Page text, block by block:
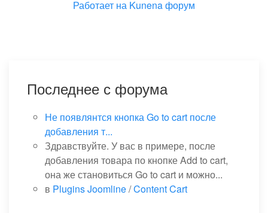
Работает на Kunena форум
Последнее с форума
Не появлянтся кнопка Go to cart после
добавления т...
Здравствуйте. У вас в примере, после
добавления товара по кнопке Add to cart,
она же становиться Go to cart и можно...
в Plugins Joomline/Content Cart